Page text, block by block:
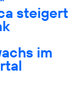
steigert
im